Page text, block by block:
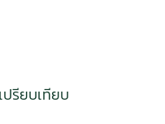
เปรียบเทียบ